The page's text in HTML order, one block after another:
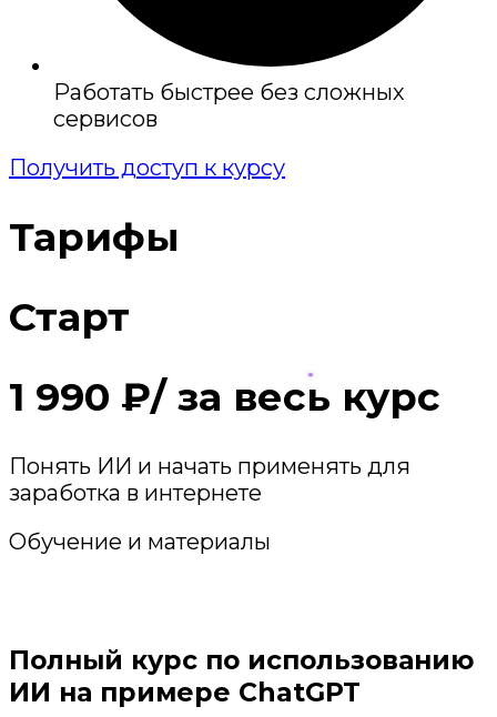
Работать быстрее без сложных
сервисов
Получить доступ к курсу
Тарифы
Старт
1 990 ₽/ за весь курс
Понять ИИ и начать применять для
заработка в интернете
Обучение и материалы
Полный курс по использованию
ИИ на примере ChatGPT